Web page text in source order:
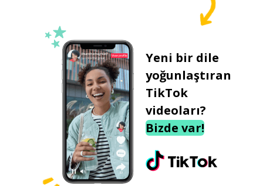
Yeni bir dile
yoğunlaştıran
TikTok
videoları?
Bizde var!